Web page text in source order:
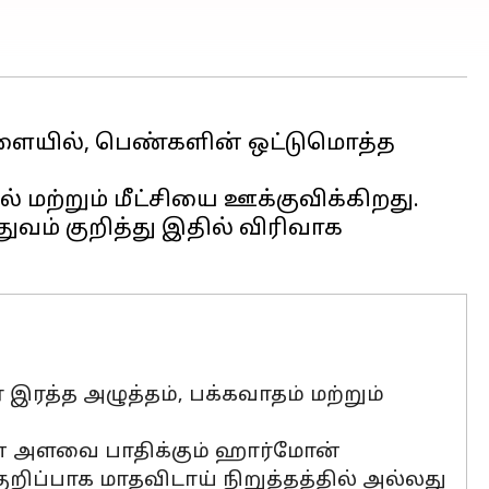
பெண்களின் ஒட்டுமொத்த
மற்றும் மீட்சியை ஊக்குவிக்கிறது.
குறித்து இதில் விரிவாக
இரத்த அழுத்தம், பக்கவாதம் மற்றும்
அளவை பாதிக்கும் ஹார்மோன்
மாதவிடாய் நிறுத்தத்தில் அல்லது